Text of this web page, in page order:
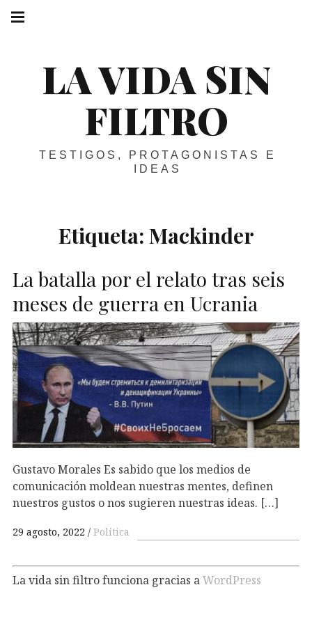
Skip
LA VIDA SIN
FILTRO
TESTIGOS, PROTAGONISTAS E
IDEAS
navigation
Etiqueta: Mackinder
La batalla por el relato tras seis
meses de guerra en Ucrania
Gustavo Morales Es sabido que los medios de
comunicación moldean nuestras mentes, definen
nuestros gustos o nos sugieren nuestras ideas. […]
29 agosto, 2022 Política
La vida sin filtro funciona gracias aWordPress